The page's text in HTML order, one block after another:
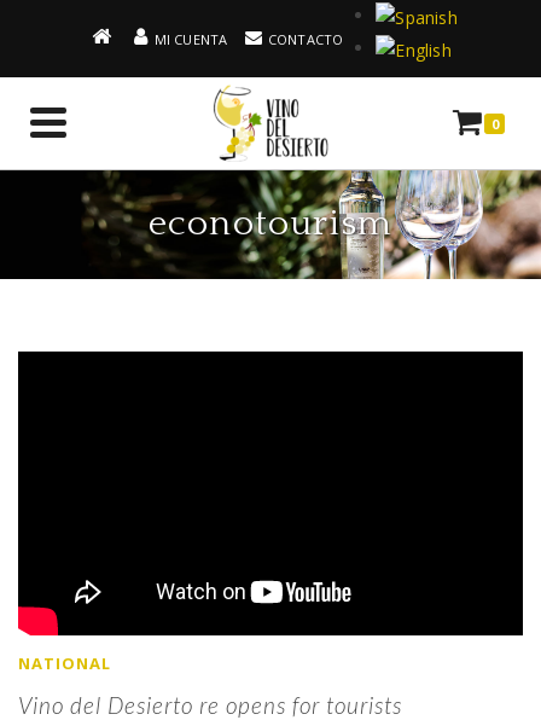
MI CUENTA CONTACTO
0
econotourism
NATIONAL
Vino del Desierto re opens for tourists